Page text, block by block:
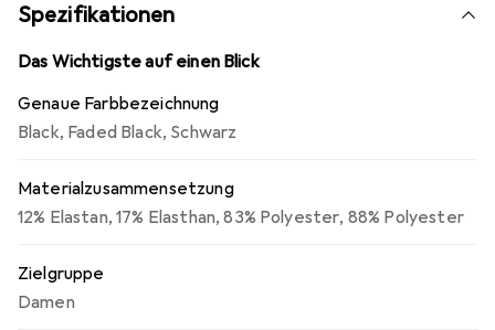
Spezifikationen
Das Wichtigste auf einen Blick
Genaue Farbbezeichnung
Black, Faded Black, Schwarz
Materialzusammensetzung
12% Elastan,17% Elasthan,83% Polyester, 88% Polyester
Zielgruppe
Damen